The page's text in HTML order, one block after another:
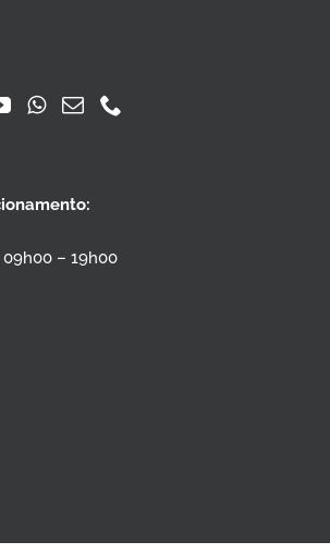
09h00 – 19h00